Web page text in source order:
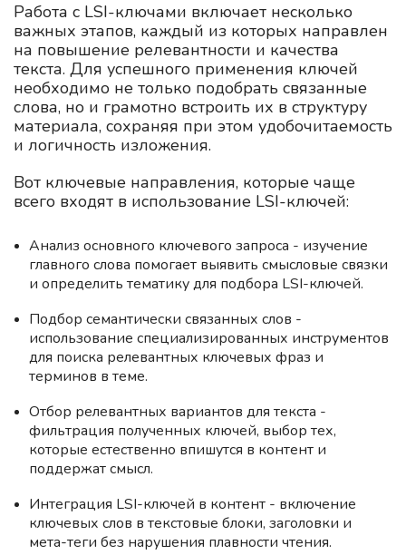
Работа с LSI-ключами включает несколько
важных этапов, каждый из которых направлен
на повышение релевантности и качества
текста. Для успешного применения ключей
необходимо не только подобрать связанные
слова, но и грамотно встроить их в структуру
материала, сохраняя при этом удобочитаемость
и логичность изложения.
Вот ключевые направления, которые чаще
всего входят в использование LSI-ключей:
Анализ основного ключевого запроса - изучение
главного слова помогает выявить смысловые связки
и определить тематику для подбора LSI-ключей.
Подбор семантически связанных слов -
использование специализированных инструментов
для поиска релевантных ключевых фраз и
терминов в теме.
Отбор релевантных вариантов для текста -
фильтрация полученных ключей, выбор тех,
которые естественно впишутся в контент и
поддержат смысл.
Интеграция LSI-ключей в контент - включение
ключевых слов в текстовые блоки, заголовки и
мета-теги без нарушения плавности чтения.